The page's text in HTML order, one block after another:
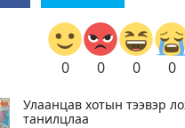
0 0 0 0
Улаанцав хотын тээвэр
танилцлаа